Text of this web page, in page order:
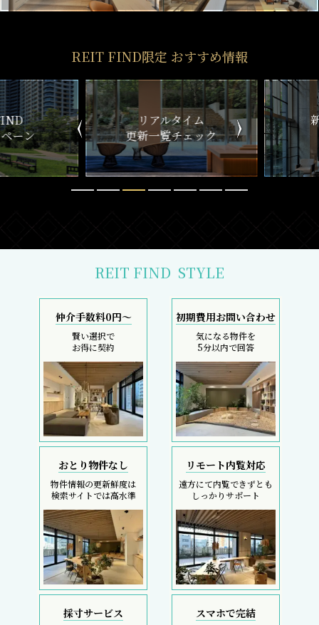
REIT FIND限定 おすすめ情報
ン
リアルタイム
更新一覧チェック
REIT FIND STYLE
仲介手数料0円～
賢い選択で
お得に契約
初期費用お問い合わせ
気になる物件を
5分以内で回答
おとり物件なし
物件情報の更新鮮度は
検索サイトでは高水準
リモート内覧対応
遠方にて内覧できずとも
しっかりサポート
採寸サービス スマホで完結